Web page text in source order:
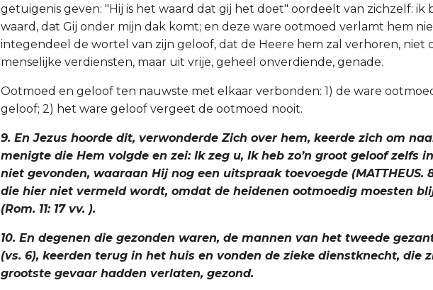
getuigenis geven: "Hij is het waard dat gij het doet" oordeelt van zichzelf: ik
waard, dat Gij onder mijn dak komt; en deze ware ootmoed verlamt hem
integendeel de wortel van zijn geloof, dat de Heere hem zal verhoren, niet
menselijke verdiensten, maar uit vrije, geheel onverdiende, genade.
Ootmoed en geloof ten nauwste met elkaar verbonden: 1) de ware
geloof; 2) het ware geloof vergeet de ootmoed nooit.
9. En Jezus hoorde dit, verwonderde Zich over hem, keerde zich om
menigte die Hem volgde en zei: Ik zeg u, Ik heb zo’n groot geloof zelfs
niet gevonden, waaraan Hij nog een uitspraak toevoegde (MATTHEUS.
die hier niet vermeld wordt, omdat de heidenen ootmoedig moesten
(Rom. 11: 17 vv. ).
10. En degenen die gezonden waren, de mannen van het tweede
(vs. 6), keerden terug in het huis en vonden de zieke dienstknecht, die
grootste gevaar hadden verlaten, gezond.